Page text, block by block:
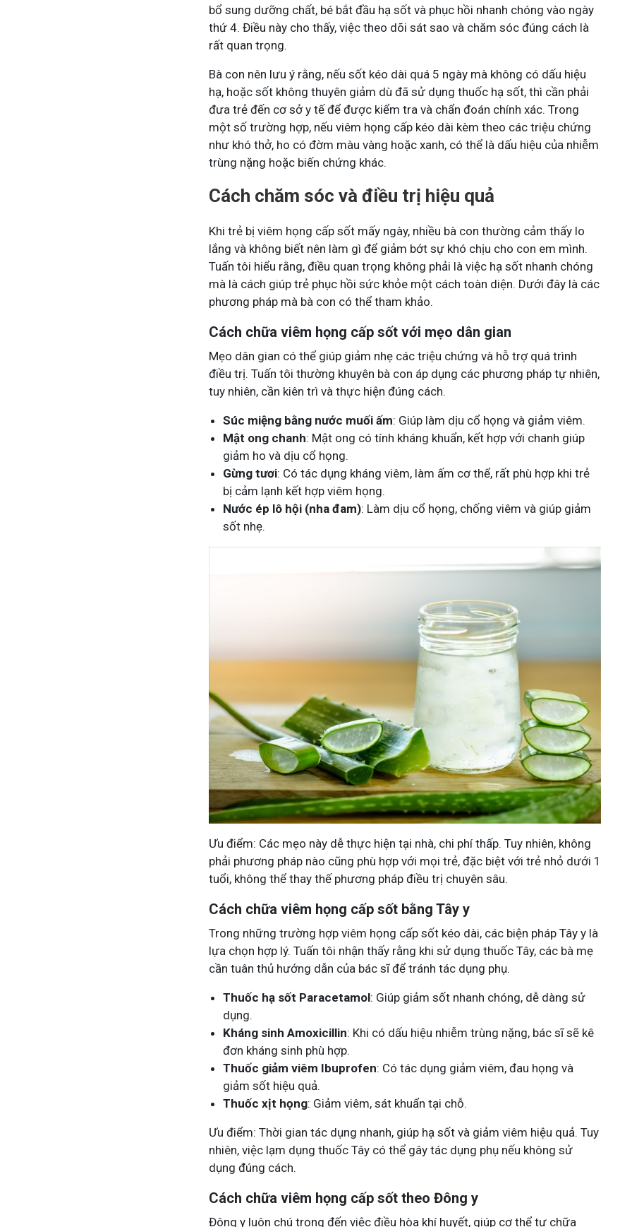
bổ sung dưỡng chất, bé bắt đầu hạ sốt và phục hồi nhanh chóng vào ngày
thứ 4. Điều này cho thấy, việc theo dõi sát sao và chăm sóc đúng cách là
rất quan trọng.
Bà con nên lưu ý rằng, nếu sốt kéo dài quá 5 ngày mà không có dấu hiệu
hạ, hoặc sốt không thuyên giảm dù đã sử dụng thuốc hạ sốt, thì cần phải
đưa trẻ đến cơ sở y tế để được kiểm tra và chẩn đoán chính xác. Trong
một số trường hợp, nếu viêm họng cấp kéo dài kèm theo các triệu chứng
như khó thở, ho có đờm màu vàng hoặc xanh, có thể là dấu hiệu của nhiễm
trùng nặng hoặc biến chứng khác.
Cách chăm sóc và điều trị hiệu quả
Khi trẻ bị viêm họng cấp sốt mấy ngày, nhiều bà con thường cảm thấy lo
lắng và không biết nên làm gì để giảm bớt sự khó chịu cho con em mình.
Tuấn tôi hiểu rằng, điều quan trọng không phải là việc hạ sốt nhanh chóng
mà là cách giúp trẻ phục hồi sức khỏe một cách toàn diện. Dưới đây là các
phương pháp mà bà con có thể tham khảo.
Cách chữa viêm họng cấp sốt với mẹo dân gian
Mẹo dân gian có thể giúp giảm nhẹ các triệu chứng và hỗ trợ quá trình
điều trị. Tuấn tôi thường khuyên bà con áp dụng các phương pháp tự nhiên,
tuy nhiên, cần kiên trì và thực hiện đúng cách.
Súc miệng bằng nước muối ấm: Giúp làm dịu cổ họng và giảm viêm.
Mật ong chanh: Mật ong có tính kháng khuẩn, kết hợp với chanh giúp
giảm ho và dịu cổ họng.
Gừng tươi: Có tác dụng kháng viêm, làm ấm cơ thể, rất phù hợp khi trẻ
bị cảm lạnh kết hợp viêm họng.
Nước ép lô hội (nha đam): Làm dịu cổ họng, chống viêm và giúp giảm
sốt nhẹ.
Ưu điểm: Các mẹo này dễ thực hiện tại nhà, chi phí thấp. Tuy nhiên, không
phải phương pháp nào cũng phù hợp với mọi trẻ, đặc biệt với trẻ nhỏ dưới 1
tuổi, không thể thay thế phương pháp điều trị chuyên sâu.
Cách chữa viêm họng cấp sốt bằng Tây y
Trong những trường hợp viêm họng cấp sốt kéo dài, các biện pháp Tây y là
lựa chọn hợp lý. Tuấn tôi nhận thấy rằng khi sử dụng thuốc Tây, các bà mẹ
cần tuân thủ hướng dẫn của bác sĩ để tránh tác dụng phụ.
Thuốc hạ sốt Paracetamol: Giúp giảm sốt nhanh chóng, dễ dàng sử
dụng.
Kháng sinh Amoxicillin: Khi có dấu hiệu nhiễm trùng nặng, bác sĩ sẽ kê
đơn kháng sinh phù hợp.
Thuốc giảm viêm Ibuprofen: Có tác dụng giảm viêm, đau họng và
giảm sốt hiệu quả.
Thuốc xịt họng: Giảm viêm, sát khuẩn tại chỗ.
Ưu điểm: Thời gian tác dụng nhanh, giúp hạ sốt và giảm viêm hiệu quả. Tuy
nhiên, việc lạm dụng thuốc Tây có thể gây tác dụng phụ nếu không sử
dụng đúng cách.
Cách chữa viêm họng cấp sốt theo Đông y
Đông y luôn chú trọng đến việc điều hòa khí huyết, giúp cơ thể tự chữa